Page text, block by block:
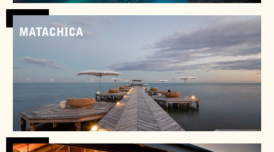
MATACHICA
Bélize